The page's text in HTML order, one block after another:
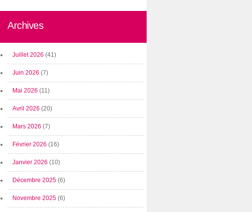
Archives
Juillet 2026 (41)
Juin 2026 (7)
Mai 2026 (11)
Avril 2026 (20)
Mars 2026 (7)
Février 2026 (16)
Janvier 2026 (10)
Décembre 2025 (6)
Novembre 2025 (6)